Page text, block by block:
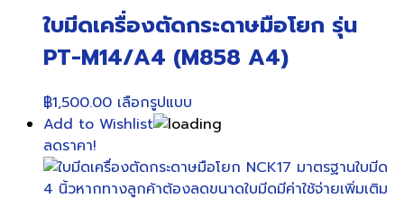
ใบมีดเครื่องตัดกระดาษมือโยก รุ่น
PT-M14/A4 (M858 A4)
฿1,500.00 เลือกรูปแบบ
product
multiple
variants.
Add to Wishlist
ลดราคา!